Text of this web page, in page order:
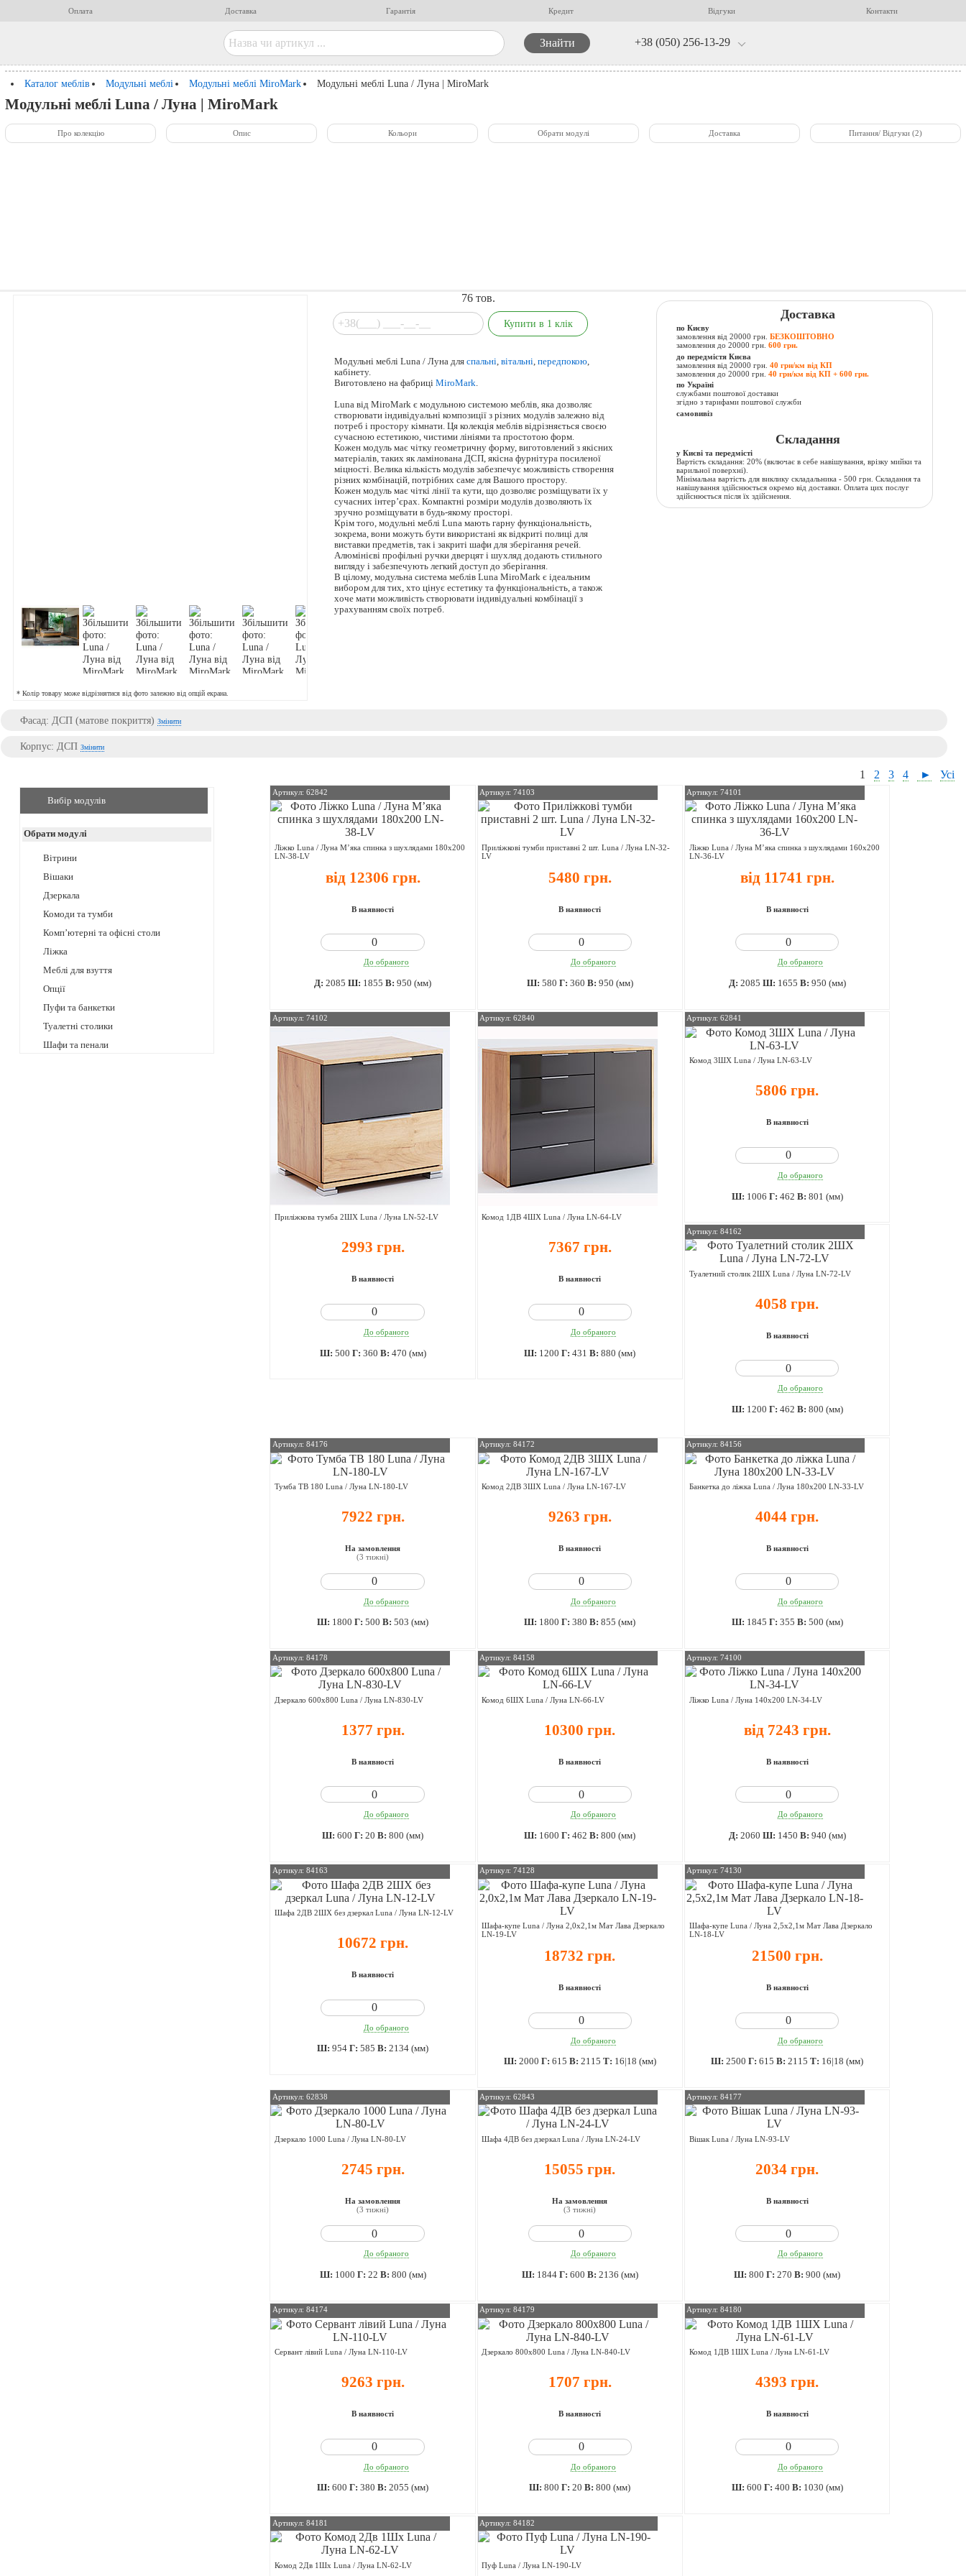
Оплата Доставка Гарантія Кредит Відгуки Контакти
+38 (050) 256-13-29
Каталог меблів Модульні меблі Модульні меблі MiroMark Модульні меблі Luna / Луна | MiroMark
Модульні меблі Luna / Луна | MiroMark
Про колекцію Опис Кольори Обрати модулі Доставка Питання/ Відгуки (2)
* Колір товару може відрізнятися від фото залежно від опцій екрана.
76 тов.
Модульні меблі Luna / Луна дляспальні ,вітальні ,передпокою
кабінету.
Виготовлено на фабриціMiroMark
Luna від MiroMark є модульною системою меблів, яка дозволяє
створювати індивідуальні композиції з різних модулів залежно від
потреб і простору кімнати. Ця колекція меблів відрізняється своєю
сучасною естетикою, чистими лініями та простотою форм.
Кожен модуль має чітку геометричну форму, виготовлений з якісних
матеріалів, таких як ламінована ДСП, якісна фурнітура посиленої
міцності. Велика кількість модулів забезпечує можливість створення
різних комбінацій, потрібних саме для Вашого простору.
Кожен модуль має чіткі лінії та кути, що дозволяє розміщувати їх у
сучасних інтер’єрах. Компактні розміри модулів дозволяють їх
зручно розміщувати в будь-якому просторі.
Крім того, модульні меблі Luna мають гарну функціональність,
зокрема, вони можуть бути використані як відкриті полиці для
виставки предметів, так і закриті шафи для зберігання речей.
Алюмінієві профільні ручки дверцят і шухляд додають стильного
вигляду і забезпечують легкий доступ до зберігання.
В цілому, модульна система меблів Luna MiroMark є ідеальним
вибором для тих, хто цінує естетику та функціональність, а також
хоче мати можливість створювати індивідуальні комбінації з
урахуванням своїх потреб.
Доставка
по Києву
замовлення від 20000 грн. БЕЗКОШТОВНО
замовлення до 20000 грн. 600 грн.
до передмістя Києва
замовлення від 20000 грн. 40 грн/км від КП
замовлення до 20000 грн. 40 грн/км від КП + 600 грн.
по Україні
службами поштової доставки
згідно з тарифами поштової служби
самовивіз
Складання
у Києві та передмісті
Вартість складання: 20% (включає в себе навішування, врізку мийки та
варильної поверхні).
Мінімальна вартість для виклику складальника - 500 грн. Складання та
навішування здійснюється окремо від доставки. Оплата цих послуг
здійснюється після їх здійснення.
Фасад: ДСП (матове покриття) Змінити
Корпус: ДСП Змінити
Вибір модулів
Обрати модулі
Вітрини
Вішаки
Дзеркала
Комоди та тумби
Комп’ютерні та офісні столи
Ліжка
Меблі для взуття
Опції
Пуфи та банкетки
Туалетні столики
Шафи та пенали
1 2 3 4 ► Усі
Артикул: 62842
Ліжко Luna / Луна М’яка спинка з шухлядами 180х200
LN-38-LV
від 12306 грн.
В наявності
До обраного
Д:2085 Ш: 1855 В:950 (мм)
Артикул: 74103
Приліжкові тумби приставні 2 шт. Luna / Луна LN-32-
LV
5480 грн.
В наявності
До обраного
Ш: 580 Г: 360 В: 950 (мм)
Артикул: 74101
Ліжко Luna / Луна М’яка спинка з шухлядами 160х200
LN-36-LV
від 11741 грн.
В наявності
До обраного
Д: 2085 Ш: 1655 В: 950 (мм)
Артикул: 74102
Приліжкова тумба 2ШХ Luna / Луна LN-52-LV
2993 грн.
В наявності
До обраного
Ш: 500 Г: 360 В: 470 (мм)
Артикул: 62840
Комод 1ДВ 4ШХ Luna / Луна LN-64-LV
7367 грн.
В наявності
До обраного
Ш: 1200 Г:431 В:880 (мм)
Артикул: 62841
Комод 3ШХ Luna / Луна LN-63-LV
5806 грн.
В наявності
До обраного
Ш: 1006 Г: 462 В: 801 (мм)
Артикул: 84162
Туалетний столик 2ШХ Luna / Луна LN-72-LV
4058 грн.
В наявності
До обраного
Ш: 1200 Г: 462 В: 800 (мм)
Артикул: 84176
Тумба ТВ 180 Luna / Луна LN-180-LV
7922 грн.
На замовлення
(3 тижні)
До обраного
Ш: 1800 Г:500 В:503 (мм)
Артикул: 84172
Комод 2ДВ 3ШХ Luna / Луна LN-167-LV
9263 грн.
В наявності
До обраного
Ш: 1800 Г:380 В:855 (мм)
Артикул: 84156
Банкетка до ліжка Luna / Луна 180х200 LN-33-LV
4044 грн.
В наявності
До обраного
Ш: 1845 Г: 355 В: 500 (мм)
Артикул: 84178
Дзеркало 600х800 Luna / Луна LN-830-LV
1377 грн.
В наявності
До обраного
Ш:600 Г:20 В:800 (мм)
Артикул: 84158
Комод 6ШХ Luna / Луна LN-66-LV
10300 грн.
В наявності
До обраного
Ш: 1600 Г:462 В:800 (мм)
Артикул: 74100
Ліжко Luna / Луна 140х200 LN-34-LV
від 7243 грн.
В наявності
До обраного
Д: 2060 Ш: 1450 В: 940 (мм)
Артикул: 84163
Шафа 2ДВ 2ШХ без дзеркал Luna / Луна LN-12-LV
10672 грн.
В наявності
До обраного
Ш:954 Г:585 В:2134 (мм)
Артикул: 74128
Шафа-купе Luna / Луна 2,0х2,1м Мат Лава Дзеркало
LN-19-LV
18732 грн.
В наявності
До обраного
Ш: 2000 Г: 615 В: 2115 Т: 16|18 (мм)
Артикул: 74130
Шафа-купе Luna / Луна 2,5х2,1м Мат Лава Дзеркало
LN-18-LV
21500 грн.
В наявності
До обраного
Ш:2500 Г:615 В:2115 Т: 16|18 (мм)
Артикул: 62838
Дзеркало 1000 Luna / Луна LN-80-LV
2745 грн.
На замовлення
(3 тижні)
До обраного
Ш: 1000 Г: 22 В: 800 (мм)
Артикул: 62843
Шафа 4ДВ без дзеркал Luna / Луна LN-24-LV
15055 грн.
На замовлення
(3 тижні)
До обраного
Ш: 1844Г: 600 В: 2136 (мм)
Артикул: 84177
Вішак Luna / Луна LN-93-LV
2034 грн.
В наявності
До обраного
Ш:800 Г:270 В:900 (мм)
Артикул: 84174
Сервант лівий Luna / Луна LN-110-LV
9263 грн.
В наявності
До обраного
Ш:600 Г:380 В:2055 (мм)
Артикул: 84179
Дзеркало 800х800 Luna / Луна LN-840-LV
1707 грн.
В наявності
До обраного
Ш:800 Г:20 В:800 (мм)
Артикул: 84180
Комод 1ДВ 1ШХ Luna / Луна LN-61-LV
4393 грн.
В наявності
До обраного
Ш: 600 Г: 400 В: 1030 (мм)
Артикул: 84181
Комод 2Дв 1Шх Luna / Луна LN-62-LV
Артикул: 84182
Пуф Luna / Луна LN-190-LV